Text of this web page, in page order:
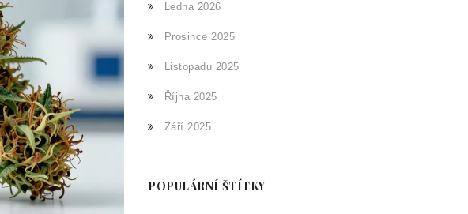
Ledna 2026
Prosince 2025
Listopadu 2025
Října 2025
Září 2025
POPULÁRNÍ ŠTÍTKY